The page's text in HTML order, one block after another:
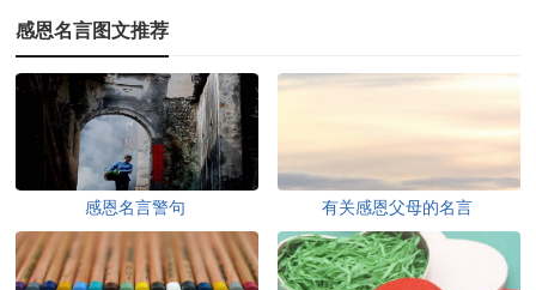
感恩名言图文推荐
感恩名言警句 有关感恩父母的名言